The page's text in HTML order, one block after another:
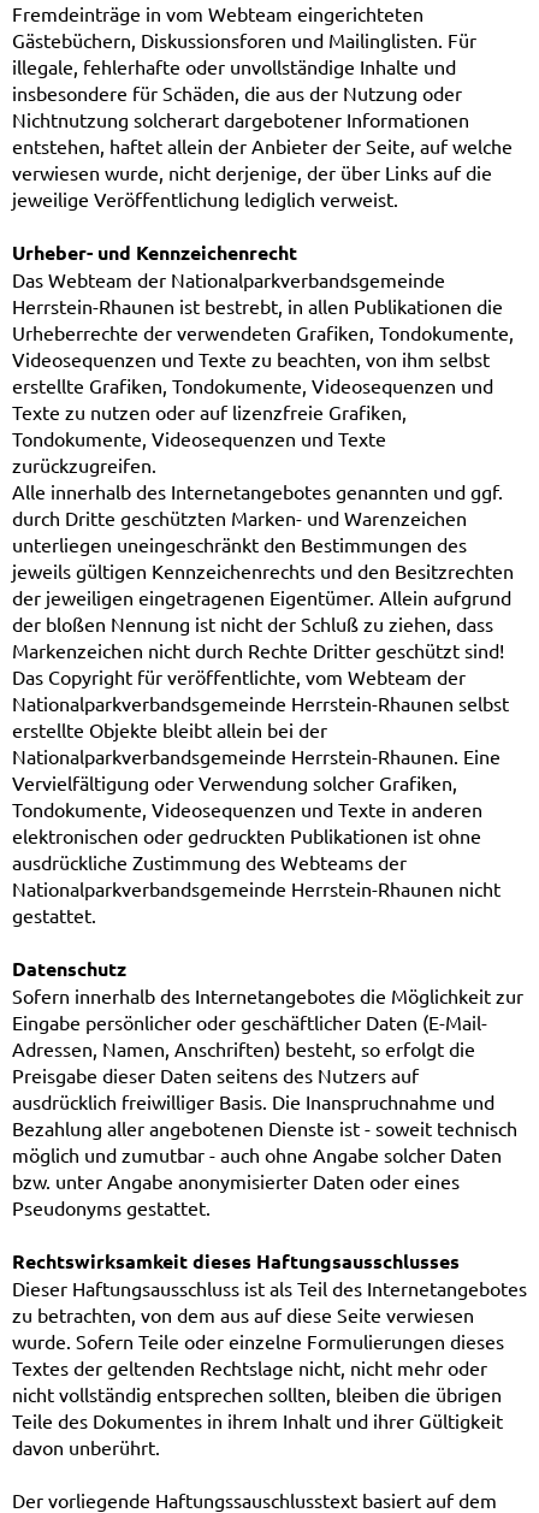
Fremdeinträge in vom Webteam eingerichteten
Gästebüchern, Diskussionsforen und Mailinglisten. Für
illegale, fehlerhafte oder unvollständige Inhalte und
insbesondere für Schäden, die aus der Nutzung oder
Nichtnutzung solcherart dargebotener Informationen
entstehen, haftet allein der Anbieter der Seite, auf welche
verwiesen wurde, nicht derjenige, der über Links auf die
jeweilige Veröffentlichung lediglich verweist.
Urheber- und Kennzeichenrecht
Das Webteam der Nationalparkverbandsgemeinde
Herrstein-Rhaunen ist bestrebt, in allen Publikationen die
Urheberrechte der verwendeten Grafiken, Tondokumente,
Videosequenzen und Texte zu beachten, von ihm selbst
erstellte Grafiken, Tondokumente, Videosequenzen und
Texte zu nutzen oder auf lizenzfreie Grafiken,
Tondokumente, Videosequenzen und Texte
zurückzugreifen.
Alle innerhalb des Internetangebotes genannten und ggf.
durch Dritte geschützten Marken- und Warenzeichen
unterliegen uneingeschränkt den Bestimmungen des
jeweils gültigen Kennzeichenrechts und den Besitzrechten
der jeweiligen eingetragenen Eigentümer. Allein aufgrund
der bloßen Nennung ist nicht der Schluß zu ziehen, dass
Markenzeichen nicht durch Rechte Dritter geschützt sind!
Das Copyright für veröffentlichte, vom Webteam der
Nationalparkverbandsgemeinde Herrstein-Rhaunen selbst
erstellte Objekte bleibt allein bei der
Nationalparkverbandsgemeinde Herrstein-Rhaunen. Eine
Vervielfältigung oder Verwendung solcher Grafiken,
Tondokumente, Videosequenzen und Texte in anderen
elektronischen oder gedruckten Publikationen ist ohne
ausdrückliche Zustimmung des Webteams der
Nationalparkverbandsgemeinde Herrstein-Rhaunen nicht
gestattet.
Datenschutz
Sofern innerhalb des Internetangebotes die Möglichkeit zur
Eingabe persönlicher oder geschäftlicher Daten (E-Mail-
Adressen, Namen, Anschriften) besteht, so erfolgt die
Preisgabe dieser Daten seitens des Nutzers auf
ausdrücklich freiwilliger Basis. Die Inanspruchnahme und
Bezahlung aller angebotenen Dienste ist - soweit technisch
möglich und zumutbar - auch ohne Angabe solcher Daten
bzw. unter Angabe anonymisierter Daten oder eines
Pseudonyms gestattet.
Rechtswirksamkeit dieses Haftungsausschlusses
Dieser Haftungsausschluss ist als Teil des Internetangebotes
zu betrachten, von dem aus auf diese Seite verwiesen
wurde. Sofern Teile oder einzelne Formulierungen dieses
Textes der geltenden Rechtslage nicht, nicht mehr oder
nicht vollständig entsprechen sollten, bleiben die übrigen
Teile des Dokumentes in ihrem Inhalt und ihrer Gültigkeit
davon unberührt.
Der vorliegende Haftungssauschlusstext basiert auf dem